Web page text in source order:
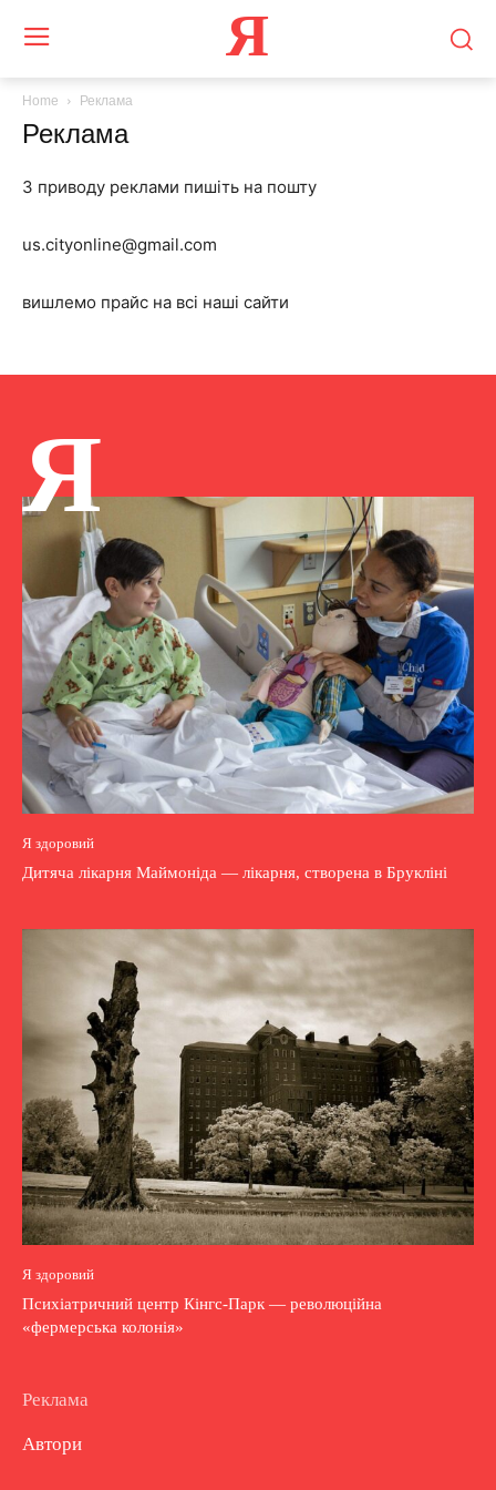
Я
Home Реклама
Реклама
З приводу реклами пишіть на пошту
us.cityonline@gmail.com
вишлемо прайс на всі наші сайти
Я
Я здоровий
Дитяча лікарня Маймоніда — лікарня, створена в Брукліні
Я здоровий
Психіатричний центр Кінгс-Парк — революційна
«фермерська колонія»
Реклама
Автори